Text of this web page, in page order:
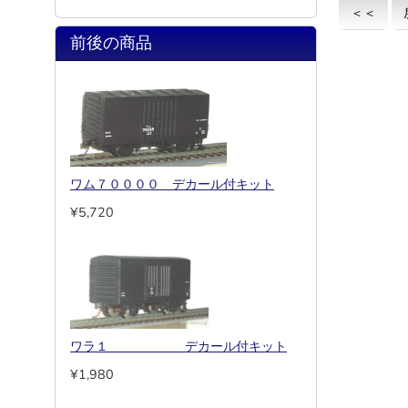
＜＜
前後の商品
ワム７００００ デカール付キット
¥5,720
ワラ１ デカール付キット
¥1,980